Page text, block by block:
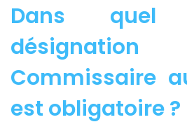
Dans
Commissaire
est obligatoire ?